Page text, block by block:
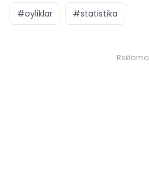
#oyliklar #statistika
Reklama